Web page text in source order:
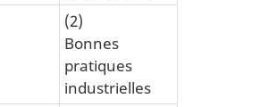
(2)
Bonnes
pratiques
industrielles